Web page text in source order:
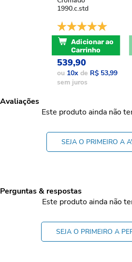
1990.c.std
De: R$ 741,17
POR: R$
539,90
ou 10xde R$ 53,99
sem juros
Adicionar ao
Carrinho
Avaliações
Este produto ainda não
SEJA O PRIMEIRO A
Perguntas & respostas
Este produto ainda não
SEJA O PRIMEIRO A